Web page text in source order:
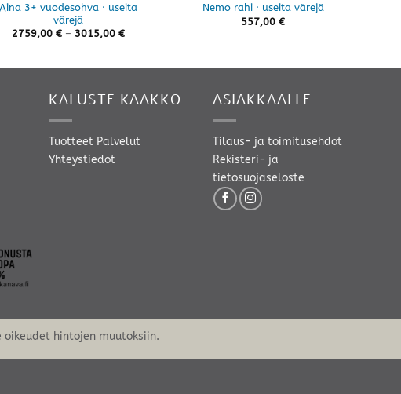
Aina 3+ vuodesohva · useita
värejä
2759,00 € – 3015,00 €Hintaluokka:
Nemo rahi · useita värejä
557,00 €
KALUSTE KAAKKO
Tuotteet Palvelut
Yhteystiedot
ASIAKKAALLE
Tilaus- ja toimitusehdot
Rekisteri- ja
tietosuojaseloste
hintojen muutoksiin.